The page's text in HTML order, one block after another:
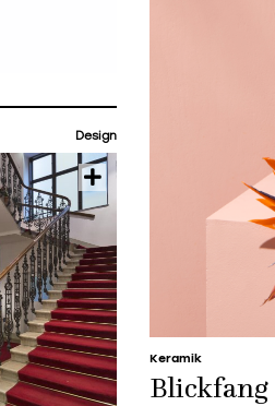
Keramik
Blickfang
Design